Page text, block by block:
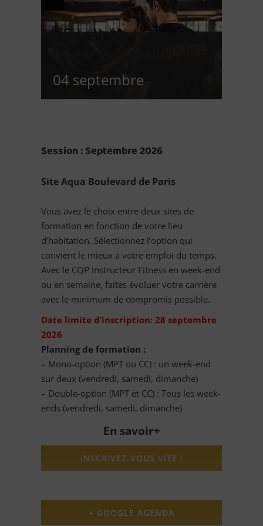
04 septembre
Session : Septembre 2026
Site Aqua Boulevard de Paris
Vous avez le choix entre deux sites de
formation en fonction de votre lieu
d’habitation. Sélectionnez l’option qui
convient le mieux à votre emploi du temps.
Avec le CQP Instructeur Fitness en week-end
ou en semaine, faites évoluer votre carrière
avec le minimum de compromis possible.
Date limite d’inscription: 28 septembre
2026
Planning de formation :
– Mono-option (MPT ou CC) : un week-end
sur deux (vendredi, samedi, dimanche)
– Double-option (MPT et CC) : Tous les week-
ends (vendredi, samedi, dimanche)
En savoir+
INSCRIVEZ-VOUS VITE !
+ GOOGLE AGENDA